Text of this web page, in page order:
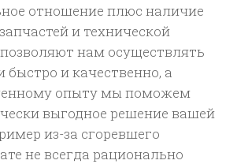
отношение плюс наличие
и технической
нам осуществлять
быстро и качественно, а
опыту мы поможем
выгодное решение вашей
из-за сгоревшего
не всегда рационально